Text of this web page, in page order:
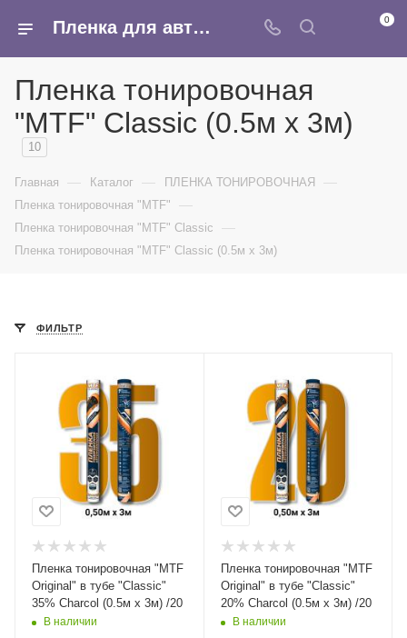
Пленка для автомобиля тонировочная MTF Classic - купить оптом в Москве в интернет-магазине Армина 0
Пленка тонировочная
"MTF" Classic (0.5м х 3м)
10
Главная — Каталог — ПЛЕНКА ТОНИРОВОЧНАЯ —
Пленка тонировочная "MTF" —
Пленка тонировочная "MTF" Classic —
Пленка тонировочная "MTF" Classic (0.5м х 3м)
ФИЛЬТР
Пленка тонировочная "MTF
Original" в тубе "Classic"
35% Сharcol (0.5м х 3м) /20
В наличии
Пленка тонировочная "MTF
Original" в тубе "Classic"
20% Сharcol (0.5м х 3м) /20
В наличии